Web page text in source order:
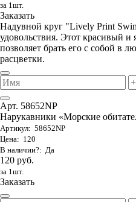
за 1шт.
Заказать
Надувной круг "Lively Print
удовольствия. Этот красивый и
позволяет брать его с собой в
расцветки.
Арт. 58652NP
Нарукавники «Морские
Артикул: 58652NP
Цена: 120
В наличии?: Да
120 руб.
за 1шт.
Заказать